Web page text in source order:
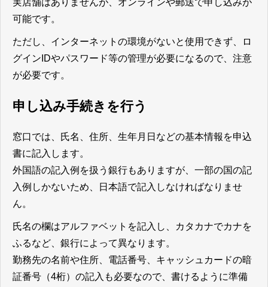
実店舗はありませんが、オンラインや郵送で申し込みが
可能です。
ただし、インターネットの環境がないと使用できず、ロ
グインIDやパスワード等の管理が必要になるので、注意
が必要です。
申し込み手続きを行う
窓口では、氏名、住所、生年月日などの基本情報を申込
書に記入します。
外国語の記入例を扱う銀行もありますが、一部の国の記
入例しかないため、日本語で記入しなければなりませ
ん。
氏名の欄はアルファベットを記入し、カタカナでカナを
ふるなど、銀行によって異なります。
勤務先の名前や住所、電話番号、キャッシュカードの暗
証番号（4桁）の記入も必要なので、書けるように準備